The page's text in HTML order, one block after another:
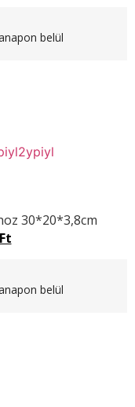
belül
30*20*3,8cm
Ft
belül